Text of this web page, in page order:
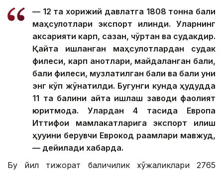
— 12 та хорижий давлатга 1808 тонна балиқ
маҳсулотлари экспорт қилинди. Уларнинг
аксарияти карп, сазан, чўртан ва судакдир.
Қайта ишланган маҳсулотлардан судак
филеси, карп қанотлари, майдаланган балиқ,
балиқ филеси, музлатилган балиқ ва балиқ уни
энг кўп жўнатилди. Бугунги кунда ҳудудда
11 та балиқни қайта ишлаш заводи фаолият
юритмоқда. Улардан 4 тасида Европа
Иттифоқи мамлакатларига экспорт қилиш
ҳуқуқини берувчи Еврокод рақамлари мавжуд,
— дейилади хабарда.
Бу йил тижорат балиқчилик хўжаликлари 2765